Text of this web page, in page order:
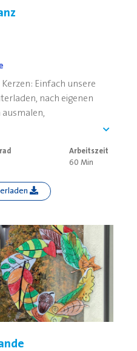
Einfach unsere
nach eigenen
Arbeitszeit
60 Min